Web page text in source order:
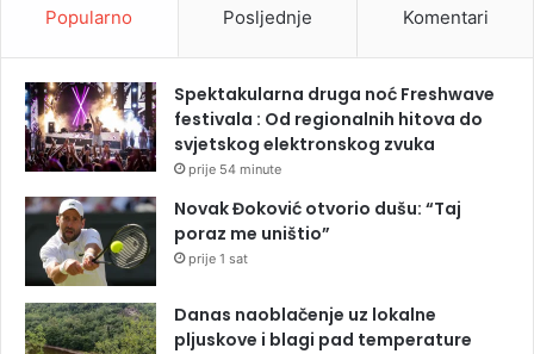
Popularno Posljednje Komentari
Spektakularna druga noć Freshwave
festivala : Od regionalnih hitova do
svjetskog elektronskog zvuka
prije 54 minute
Novak Đoković otvorio dušu: “Taj
poraz me uništio”
prije 1 sat
Danas naoblačenje uz lokalne
pljuskove i blagi pad temperature